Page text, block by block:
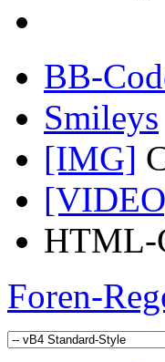
BB-
Smileys
[IMG]
HTML-
Foren-